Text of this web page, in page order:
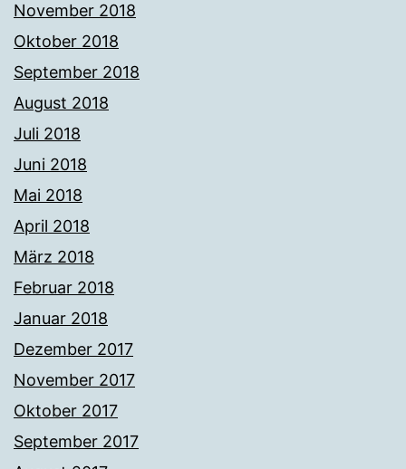
November 2018
Oktober 2018
September 2018
August 2018
Juli 2018
Juni 2018
Mai 2018
April 2018
März 2018
Februar 2018
Januar 2018
Dezember 2017
November 2017
Oktober 2017
September 2017